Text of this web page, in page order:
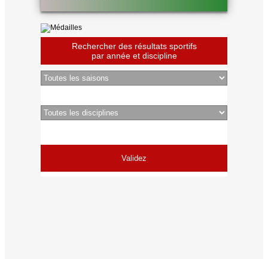
Rechercher des résultats sportifs
par année et discipline